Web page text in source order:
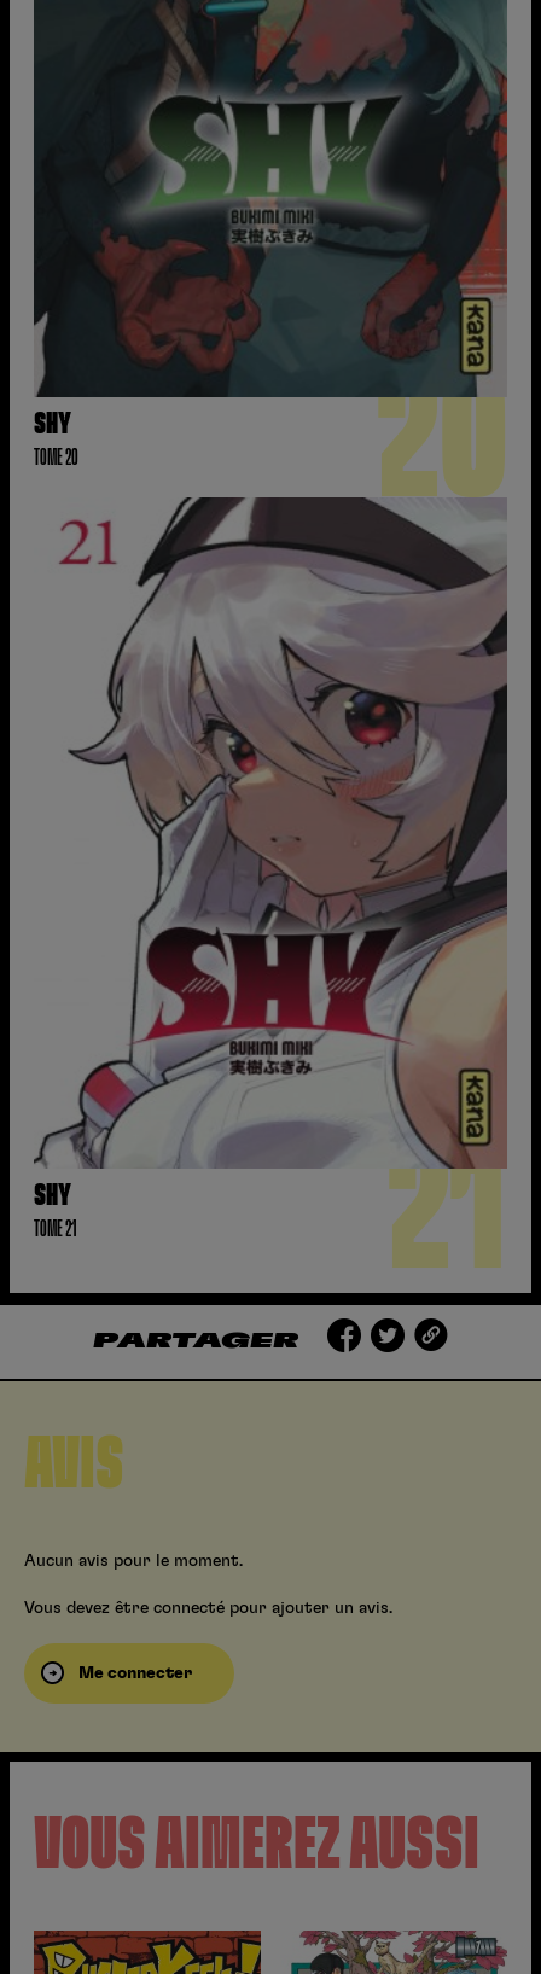
SHY
TOME 20 20
SHY
TOME 21 21
PARTAGER
AVIS
Aucun avis pour le moment.
Vous devez être connecté pour ajouter un avis.
Me connecter
VOUS AIMEREZ AUSSI